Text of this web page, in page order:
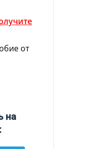
от
на